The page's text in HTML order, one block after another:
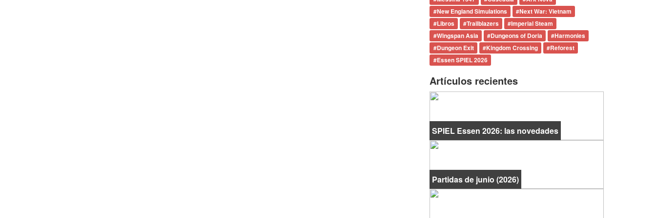
#New England Simulations #Next War: Vietnam
#Libros #Trailblazers #Imperial Steam
#Wingspan Asia #Dungeons of Doria #Harmonies
#Dungeon Exit #Kingdom Crossing #Reforest
#Essen SPIEL 2026
Artículos recientes
SPIEL Essen 2026: las novedades
Partidas de junio (2026)